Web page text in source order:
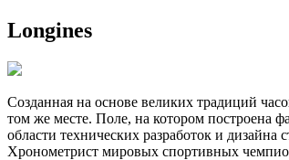
Longines
Созданная на основе великих традиций
том же месте. Поле, на котором построена
области технических разработок и дизайна
Хронометрист мировых спортивных